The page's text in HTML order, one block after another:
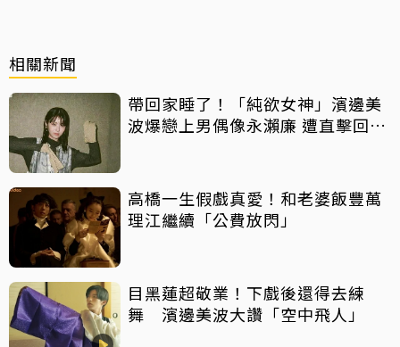
相關新聞
帶回家睡了！「純欲女神」濱邊美
波爆戀上男偶像永瀨廉 遭直擊回男
高橋一生假戲真愛！和老婆飯豐萬
理江繼續「公費放閃」
目黑蓮超敬業！下戲後還得去練
舞 濱邊美波大讚「空中飛人」